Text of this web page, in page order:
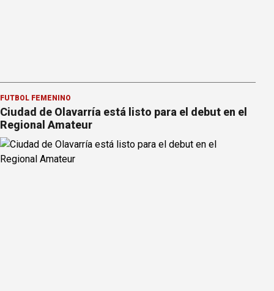
FÚTBOL FEMENINO
Ciudad de Olavarría está listo para el debut en el
Regional Amateur